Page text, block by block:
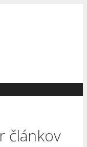
článkov